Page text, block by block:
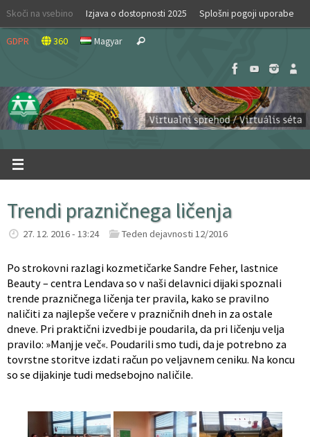
Skip
content
Skoči na vsebino Izjava o dostopnosti 2025 Splošni pogoji uporabe
GDPR 360 Magyar Search
Trendi prazničnega ličenja
27. 12. 2016 - 13:24 Teden dejavnosti 12/2016
Po strokovni razlagi kozmetičarke Sandre Feher, lastnice
Beauty – centra Lendava so v naši delavnici dijaki spoznali
trende prazničnega ličenja ter pravila, kako se pravilno
naličiti za najlepše večere v prazničnih dneh in za ostale
dneve. Pri praktični izvedbi je poudarila, da pri ličenju velja
pravilo: »Manj je več«. Poudarili smo tudi, da je potrebno za
tovrstne storitve izdati račun po veljavnem ceniku. Na koncu
so se dijakinje tudi medsebojno naličile.